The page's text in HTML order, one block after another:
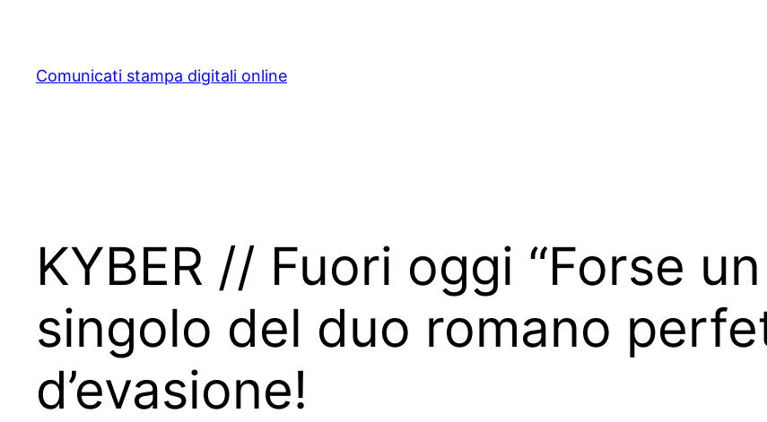
content
Comunicati stampa digitali online
KYBER // Fuori oggi “Forse
singolo del duo romano
d’evasione!